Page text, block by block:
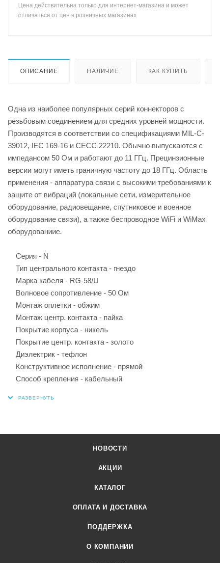
Цена действительна только для интернет-магазина и может
отличаться от цен в розничных магазинах
ОПИСАНИЕ НАЛИЧИЕ КАК КУПИТЬ
Одна из наиболее популярных серий коннекторов с
резьбовым соединением для средних уровней мощности.
Производятся в соответствии со спецификациями MIL-C-
39012, IEC 169-16 и CECC 22210. Обычно выпускаются с
импедансом 50 Ом и работают до 11 ГГц. Прецинзионные
версии могут иметь граничную частоту до 18 ГГц. Область
применения - аппаратура связи с высокими требованиями к
защите от вибраций (локальные сети, измерительное
оборудование, радиовещание, спутниковое и военное
оборудование связи), а также беспроводное WiFi и WiMax
оборудованиие.
Серия - N
Тип центрального контакта - гнездо
Марка кабеля - RG-58/U
Волновое сопротивление - 50 Ом
Монтаж оплетки - обжим
Монтаж центр. контакта - пайка
Покрытие корпуса - никель
Покрытие центр. контакта - золото
Диэлектрик - тефлон
Конструктивное исполнение - прямой
Способ крепления - кабельный
НОВОСТИ
АКЦИИ
КАТАЛОГ
ОПЛАТА И ДОСТАВКА
ПОДДЕРЖКА
О КОМПАНИИ